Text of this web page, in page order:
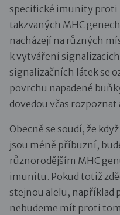
specifické imunity proti
takzvaných MHC
nacházejí na různých
k vytváření
signalizačních látek se
povrchu napadené
dovedou včas
Obecně se soudí, že
jsou méně příbuzní,
různorodějším MHC
imunitu. Pokud totiž
stejnou alelu,
nebudeme mít proti